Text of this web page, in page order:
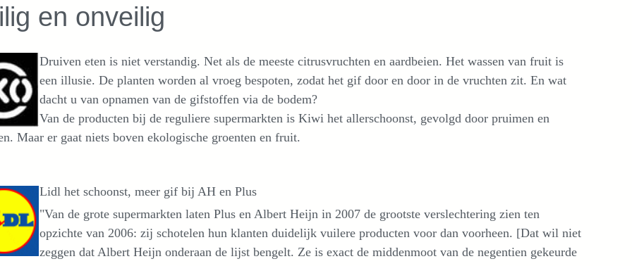
en onveilig
Druiven eten is niet verstandig. Net als de meeste citrusvruchten en aardbeien. Het wassen van fruit is
een illusie. De planten worden al vroeg bespoten, zodat het gif door en door in de vruchten zit. En wat
dacht u van opnamen van de gifstoffen via de bodem?
Van de producten bij de reguliere supermarkten is Kiwi het allerschoonst, gevolgd door pruimen en
Maar er gaat niets boven ekologische groenten en fruit.
Lidl het schoonst, meer gif bij AH en Plus
"Van de grote supermarkten laten Plus en Albert Heijn in 2007 de grootste verslechtering zien ten
opzichte van 2006: zij schotelen hun klanten duidelijk vuilere producten voor dan voorheen. [Dat wil niet
zeggen dat Albert Heijn onderaan de lijst bengelt. Ze is exact de middenmoot van de negentien gekeurde